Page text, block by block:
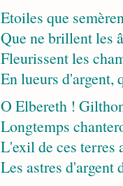
Etoiles que
Que ne brillent les
Fleurissent les
En lueurs d'argent,
O Elbereth !
Longtemps
L'exil de ces terres
Les astres d'argent